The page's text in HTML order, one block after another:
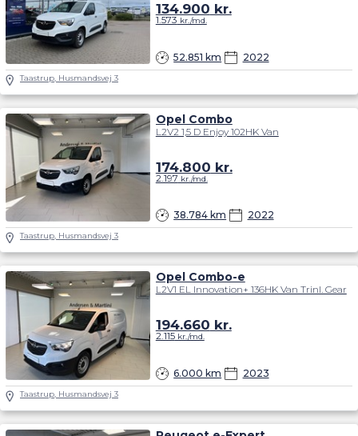
52.851 km 2022
134.900 kr.
1.573 kr./md.
Taastrup, Husmandsvej 3
Opel Combo
L2V2 1,5 D Enjoy 102HK Van
38.784 km 2022
174.800 kr.
2.197 kr./md.
Taastrup, Husmandsvej 3
Opel Combo-e
L2V1 EL Innovation+ 136HK Van Trinl. Gear
6.000 km 2023
194.660 kr.
2.115kr./md.
Taastrup, Husmandsvej 3